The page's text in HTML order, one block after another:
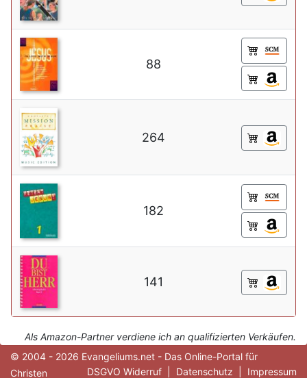
88
264
182
141
Als Amazon-Partner verdiene ich an qualifizierten Verkäufen.
© 2004 - 2026 Evangeliums.net - Das Online-Portal für
Christen
DSGVO Widerruf Datenschutz Impressum